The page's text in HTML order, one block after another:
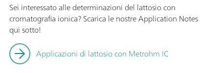
Sei interessato alle determinazioni del lattosio con
cromatografia ionica? Scarica le nostre Application Notes
qui sotto!
Applicazioni di lattosio con Metrohm IC